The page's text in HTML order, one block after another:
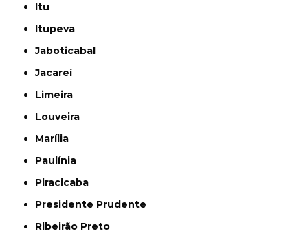
Itu
Itupeva
Jaboticabal
Jacareí
Limeira
Louveira
Marília
Paulínia
Piracicaba
Presidente Prudente
Ribeirão Preto